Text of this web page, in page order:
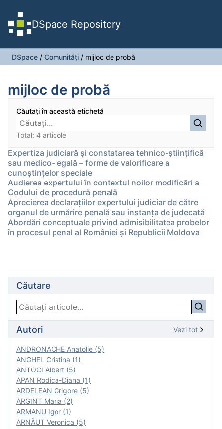
DSpace Repository
DSpace / Comunități / mijloc de probă
mijloc de probă
Căutați în această etichetă
Total: 4 articole
Expertiza judiciară și constatarea tehnico-științifică
sau medico-legală – forme de valorificare a
cunoștințelor speciale
Audierea expertului în contextul noilor modificări a
Codului de procedură penală
Aprecierea declaraţiilor expertului judiciar de către
organul de urmărire penală sau instanţa de judecată
Abordări conceptuale privind admisibilitatea probelor
în procesul penal al României şi Republicii Moldova
Căutare
Autori Vezi tot
ANDRONACHE Anatolie (5)
ANGHEL Cristina (1)
ANTOCI Albert (5)
APAN Rodica-Diana (1)
ARDELEAN Grigore (5)
ARGINT Maria (2)
ARMANU Igor (1)
ARNĂUT Veronica (5)